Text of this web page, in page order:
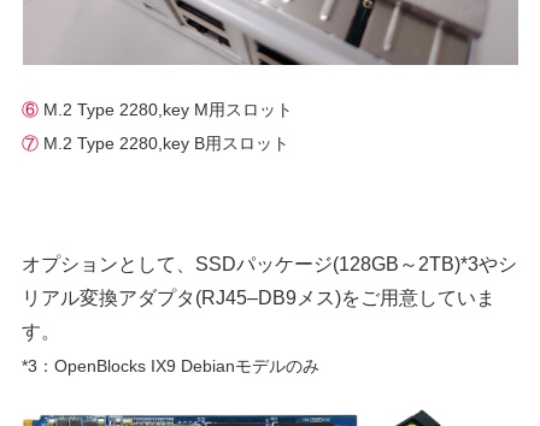
⑥ M.2 Type 2280,key M用スロット
⑦ M.2 Type 2280,key B用スロット
オプションとして、SSDパッケージ(128GB～2TB)*3やシ
リアル変換アダプタ(RJ45–DB9メス)をご用意していま
す。
*3：OpenBlocks IX9 Debianモデルのみ